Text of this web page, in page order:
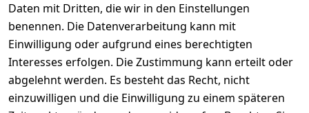
5
( 0 )
4
( 0 )
3
( 0 )
2
( 0 )
1
( 0 )
Daten mit Dritten, die wir in den Einstellungen
benennen. Die Datenverarbeitung kann mit
Einwilligung oder aufgrund eines berechtigten
Interesses erfolgen. Die Zustimmung kann erteilt oder
abgelehnt werden. Es besteht das Recht, nicht
einzuwilligen und die Einwilligung zu einem späteren